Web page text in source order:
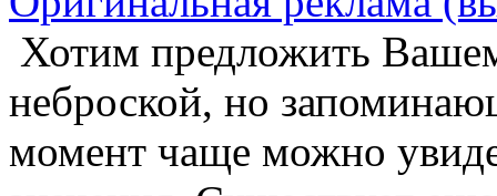
Хотим предложить
неброской, но
момент чаще можно